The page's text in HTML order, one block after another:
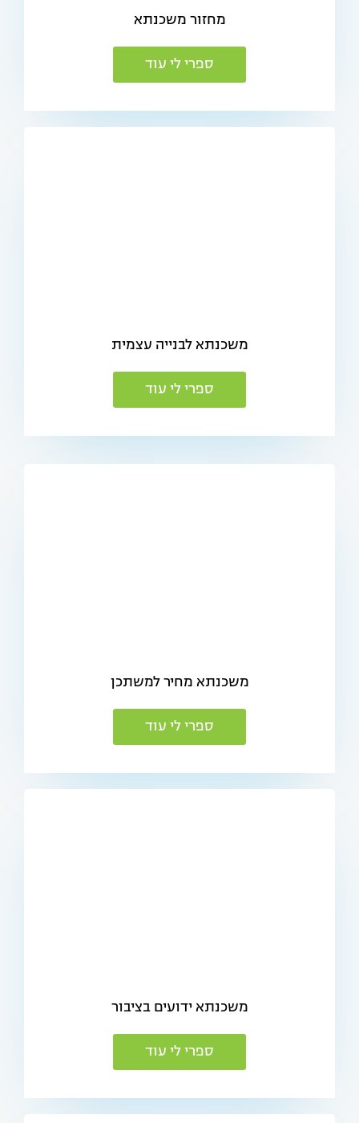
מחזור משכנתא
ספרי לי עוד
משכנתא לבנייה עצמית
ספרי לי עוד
משכנתא מחיר למשתכן
ספרי לי עוד
משכנתא ידועים בציבור
ספרי לי עוד